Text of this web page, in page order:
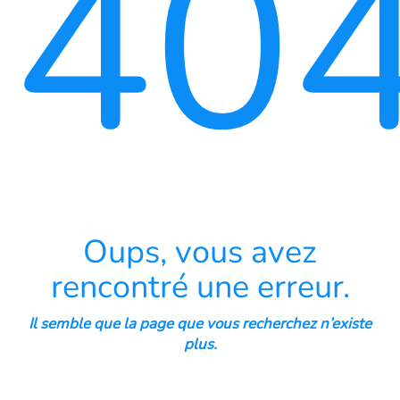
Oups, vous avez
rencontré une erreur.
Il semble que la page que vous recherchez n’existe
plus.